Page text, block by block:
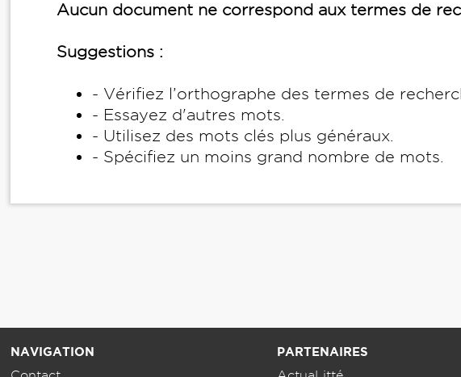
Aucun document ne correspond aux termes de
Suggestions :
- Vérifiez l’orthographe des termes de
- Essayez d'autres mots.
- Utilisez des mots clés plus généraux.
- Spécifiez un moins grand nombre de mots.
NAVIGATION
PARTENAIRES